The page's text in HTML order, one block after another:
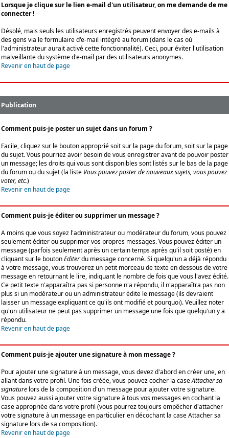
Lorsque je clique sur le lien e-mail d'un utilisateur, on me demande de me
connecter !
Désolé, mais seuls les utilisateurs enregistrés peuvent envoyer des e-mails à
des gens via le formulaire d'e-mail intégré au forum (dans le cas où
l'administrateur aurait activé cette fonctionnalité). Ceci, pour éviter l'utilisation
malveillante du système d'e-mail par des utilisateurs anonymes.
Revenir en haut de page
Publication
Comment puis-je poster un sujet dans un forum ?
Facile, cliquez sur le bouton approprié soit sur la page du forum, soit sur la page
du sujet. Vous pourriez avoir besoin de vous enregistrer avant de pouvoir poster
un message; les droits qui vous sont disponibles sont listés sur le bas de la page
du forum ou du sujet (la liste Vous pouvez poster de nouveaux sujets, vous pouvez
voter, etc.)
Revenir en haut de page
Comment puis-je éditer ou supprimer un message ?
A moins que vous soyez l'administrateur ou modérateur du forum, vous pouvez
seulement éditer ou supprimer vos propres messages. Vous pouvez éditer un
message (parfois seulement après un certain temps après qu'il soit posté) en
cliquant sur le boutonEditerdu message concerné. Si quelqu'un a déjà répondu
à votre message, vous trouverez un petit morceau de texte en dessous de votre
message en retournant le lire, indiquant le nombre de fois que vous l'avez édité.
Ce petit texte n'apparaîtra pas si personne n'a répondu, il n'apparaîtra pas non
plus si un modérateur ou un administrateur édite le message (ils devraient
laisser un message expliquant ce qu'ils ont modifié et pourquoi). Veuillez noter
qu'un utilisateur ne peut pas supprimer un message une fois que quelqu'un y a
répondu.
Revenir en haut de page
Comment puis-je ajouter une signature à mon message ?
Pour ajouter une signature à un message, vous devez d'abord en créer une, en
allant dans votre profil. Une fois créée, vous pouvez cocher la caseAttacher sa
signature lors de la composition d'un message pour ajouter votre signature.
Vous pouvez aussi ajouter votre signature à tous vos messages en cochant la
case appropriée dans votre profil (vous pourrez toujours empêcher d'attacher
votre signature à un message en particulier en décochant la case Attacher sa
signature lors de sa composition).
Revenir en haut de page